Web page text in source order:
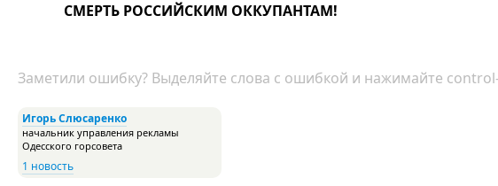
СМЕРТЬ РОССИЙСКИМ ОККУПАНТАМ!
Заметили ошибку? Выделяйте слова с ошибкой и нажимайте
Игорь Слюсаренко
начальник управления рекламы
Одесского горсовета
1 новость